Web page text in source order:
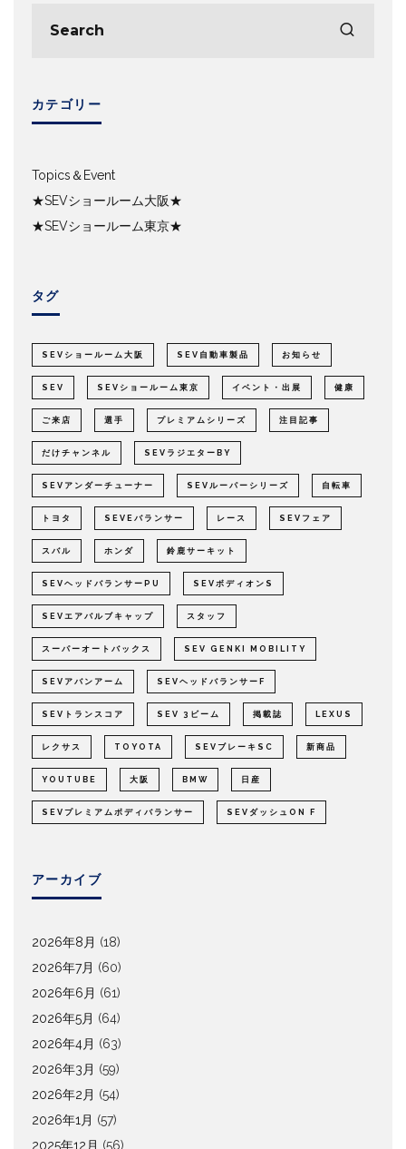
カテゴリー
Topics＆Event
★SEVショールーム大阪★
★SEVショールーム東京★
タグ
SEVショールーム大阪 SEV自動車製品 お知らせ
SEV SEVショールーム東京 イベント・出展 健康
ご来店 選手 プレミアムシリーズ 注目記事
だけチャンネル SEVラジエターBY
SEVアンダーチューナー SEVルーパーシリーズ 自転車
トヨタ SEVEバランサー レース SEVフェア
スバル ホンダ 鈴鹿サーキット
SEVヘッドバランサーPU SEVボディオンS
SEVエアバルブキャップ スタッフ
スーパーオートバックス SEV GENKI MOBILITY
SEVアバンアーム SEVヘッドバランサーF
SEVトランスコア SEV 3ビーム 掲載誌 LEXUS
レクサス TOYOTA SEVブレーキSC 新商品
YOUTUBE 大阪 BMW 日産
SEVプレミアムボディバランサー SEVダッシュON F
アーカイブ
2026年8月 (18)
2026年7月 (60)
2026年6月 (61)
2026年5月 (64)
2026年4月 (63)
2026年3月 (59)
2026年2月 (54)
2026年1月 (57)
2025年12月 (56)